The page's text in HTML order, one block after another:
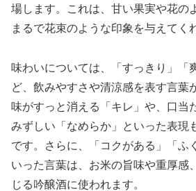
場します。これは、甘い果実や花の
まるで花束のような印象を与えてく
味わいについては、「すっきり」「
ど、飲みやすさや清涼感を表す言葉
味がすっと消える「キレ」や、口当
みずしい「なめらか」といった表現
です。さらに、「コクがある」「ふ
いった言葉は、お米の旨味や重厚感
じる吟醸酒に使われます。